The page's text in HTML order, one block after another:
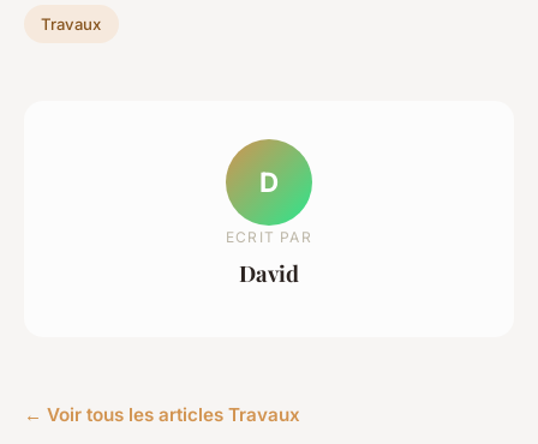
Travaux
D
ECRIT PAR
David
← Voir tous les articles Travaux